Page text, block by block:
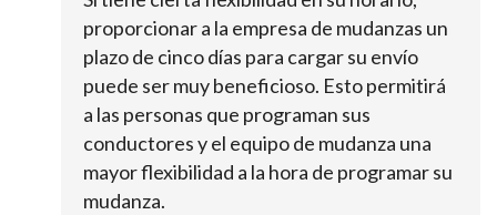
proporcionar a la empresa de mudanzas un
plazo de cinco días para cargar su envío
puede ser muy beneficioso. Esto permitirá
a las personas que programan sus
conductores y el equipo de mudanza una
mayor flexibilidad a la hora de programar su
mudanza.